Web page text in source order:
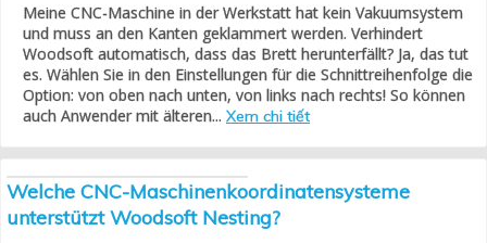
Meine CNC-Maschine in der Werkstatt hat kein Vakuumsystem
und muss an den Kanten geklammert werden. Verhindert
Woodsoft automatisch, dass das Brett herunterfällt? Ja, das tut
es. Wählen Sie in den Einstellungen für die Schnittreihenfolge die
Option: von oben nach unten, von links nach rechts! So können
auch Anwender mit älteren... Xem chi tiết
Welche CNC-Maschinenkoordinatensysteme
unterstützt Woodsoft Nesting?